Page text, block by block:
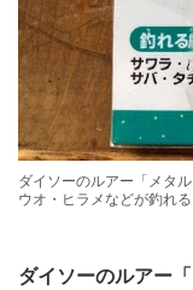
ダイソーのルアー「メタ
ウオ・ヒラメなどが釣れる
ダイソーのルアー